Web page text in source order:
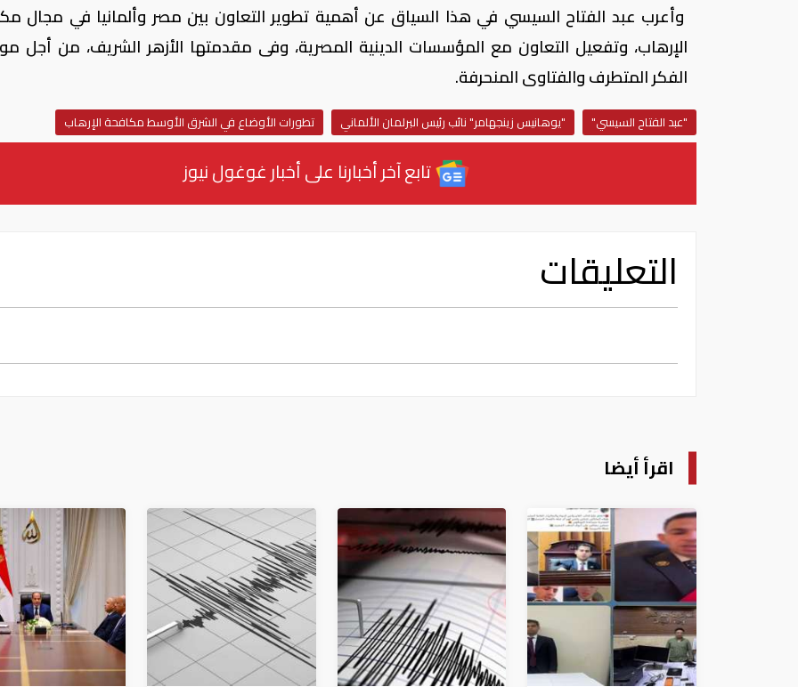
وأعرب عبد الفتاح السيسي في هذا السياق عن أهمية تطوير التعاون بين مصر وألمانيا في مجال
الإرهاب، وتفعيل التعاون مع المؤسسات الدينية المصرية، وفى مقدمتها الأزهر الشريف، من أجل
الفكر المتطرف والفتاوى المنحرفة.
"عبد الفتاح السيسي" "يوهانيس زينجهامر" نائب رئيس البرلمان الألماني تطورات الأوضاع في الشرق الأوسط مكافحة الإرهاب
تابع آخر أخبارنا على أخبار غوغول نيوز
التعليقات
اقرأ أيضا